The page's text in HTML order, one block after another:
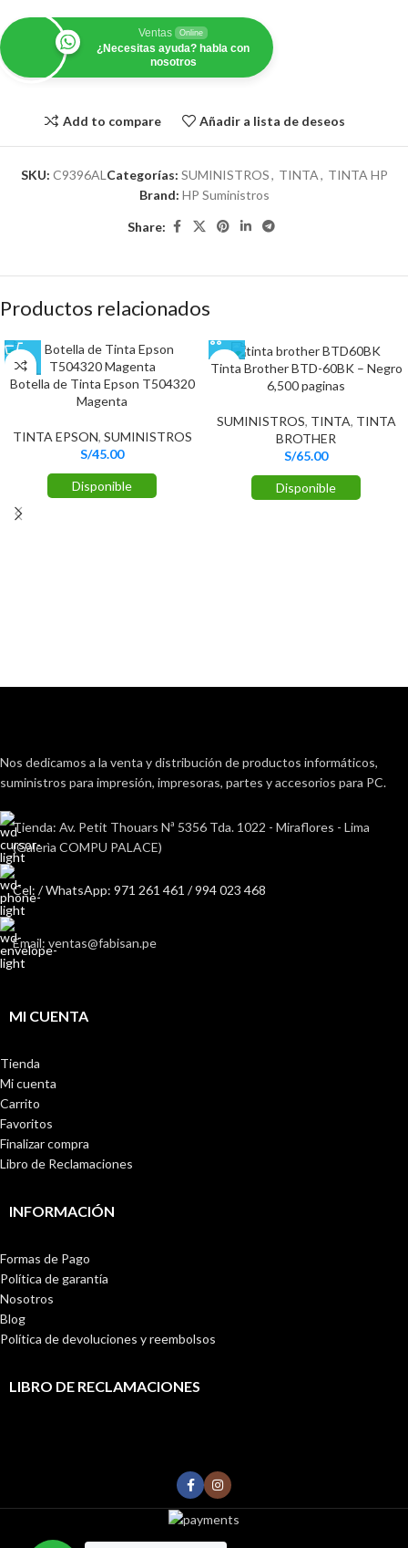
Ventas Online
¿Necesitas ayuda? habla con
nosotros
Add to compare Añadir a lista de deseos
SKU: C9396AL Categorías: SUMINISTROS, TINTA, TINTA HP
Brand: HP Suministros
Share:
Productos relacionados
Botella de Tinta Epson T504320
Magenta
TINTA EPSON, SUMINISTROS
S/45.00
Disponible
Tinta Brother BTD-60BK – Negro
6,500 paginas
SUMINISTROS, TINTA, TINTA
BROTHER
S/65.00
Disponible
Nos dedicamos a la venta y distribución de productos informáticos,
suministros para impresión, impresoras, partes y accesorios para PC.
Tienda: Av. Petit Thouars Nª 5356 Tda. 1022 - Miraflores - Lima
(Galerìa COMPU PALACE)
Cel: / WhatsApp: 971 261 461 / 994 023 468
Email: ventas@fabisan.pe
MI CUENTA
Tienda
Mi cuenta
Carrito
Favoritos
Finalizar compra
Libro de Reclamaciones
INFORMACIÓN
Formas de Pago
Política de garantía
Nosotros
Blog
Política de devoluciones y reembolsos
LIBRO DE RECLAMACIONES